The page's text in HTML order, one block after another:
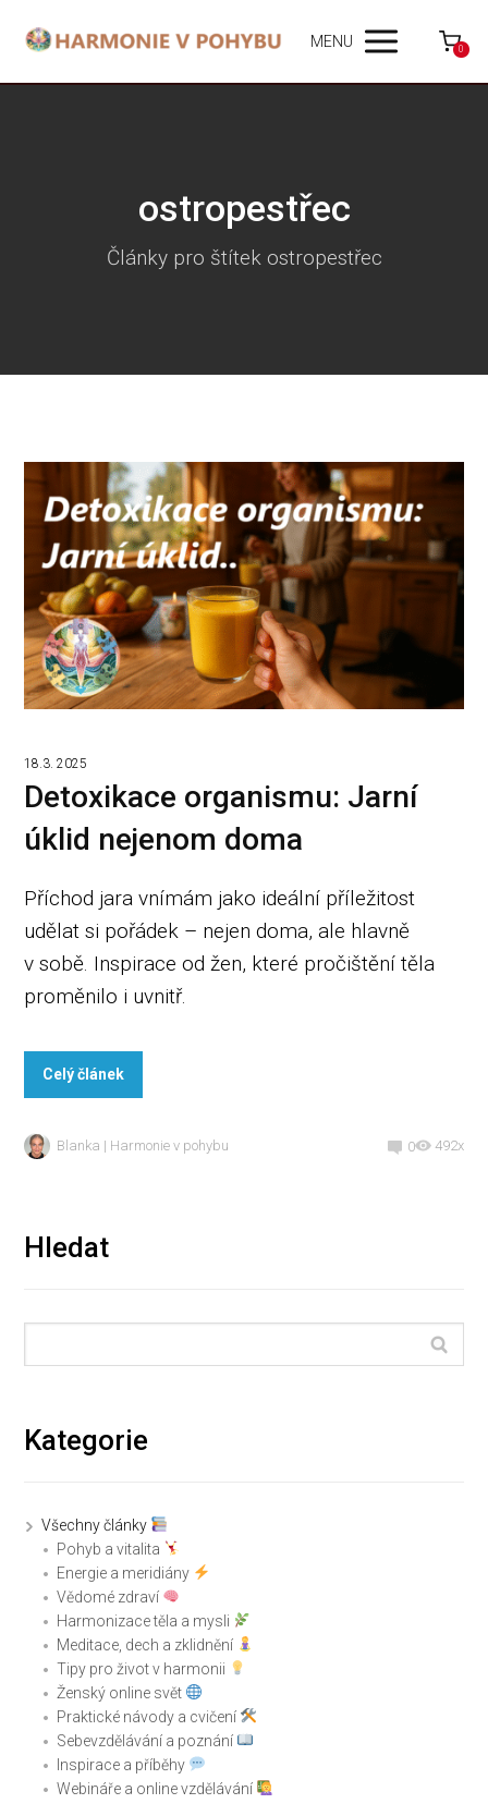
MENU 0
ostropestřec
Články pro štítek ostropestřec
18.3. 2025
Detoxikace organismu: Jarní
úklid nejenom doma
Příchod jara vnímám jako ideální příležitost
udělat si pořádek – nejen doma, ale hlavně
v sobě. Inspirace od žen, které pročištění těla
proměnilo i uvnitř.
Celý článek
Blanka | Harmonie v pohybu 0 492x
Hledat
Kategorie
Všechny články
Pohyb a vitalita
Energie a meridiány
Vědomé zdraví
Harmonizace těla a mysli
Meditace, dech a zklidnění
Tipy pro život v harmonii
Ženský online svět
Praktické návody a cvičení
Sebevzdělávání a poznání
Inspirace a příběhy
Webináře a online vzdělávání